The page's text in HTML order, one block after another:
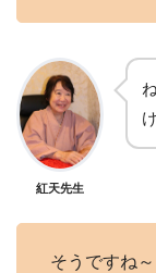
紅天先生
そうですね～